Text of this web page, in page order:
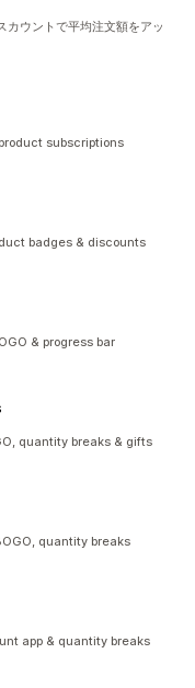
カウントで平均注文額をアッ
subscriptions
badges & discounts
& progress bar
quantity breaks & gifts
quantity breaks
app & quantity breaks